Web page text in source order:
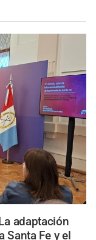
adaptación
Santa Fe y el